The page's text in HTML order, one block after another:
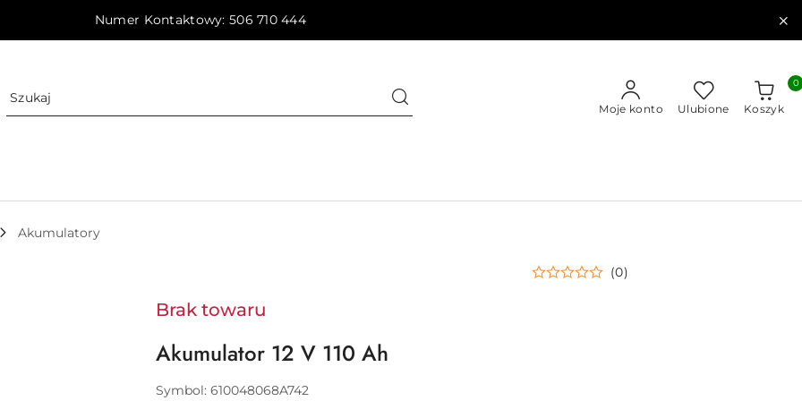
Numer Kontaktowy: 506 710 444
Moje konto Ulubione Koszyk
0
Akumulatory
(0)
Brak towaru
Akumulator 12 V 110 Ah
Symbol: 610048068A742